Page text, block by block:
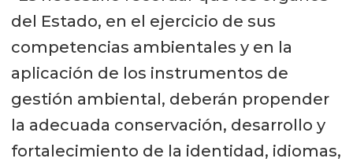
del Estado, en el ejercicio de sus
competencias ambientales y en la
aplicación de los instrumentos de
gestión ambiental, deberán propender
la adecuada conservación, desarrollo y
fortalecimiento de la identidad, idiomas,